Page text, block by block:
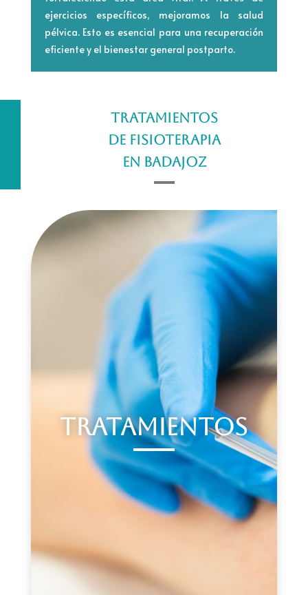
ejercicios específicos, mejoramos la salud
pélvica. Esto es esencial para una recuperación
eficiente y el bienestar general postparto.
TRATAMIENTOS
DE FISIOTERAPIA
EN BADAJOZ
TRATAMIENTOS